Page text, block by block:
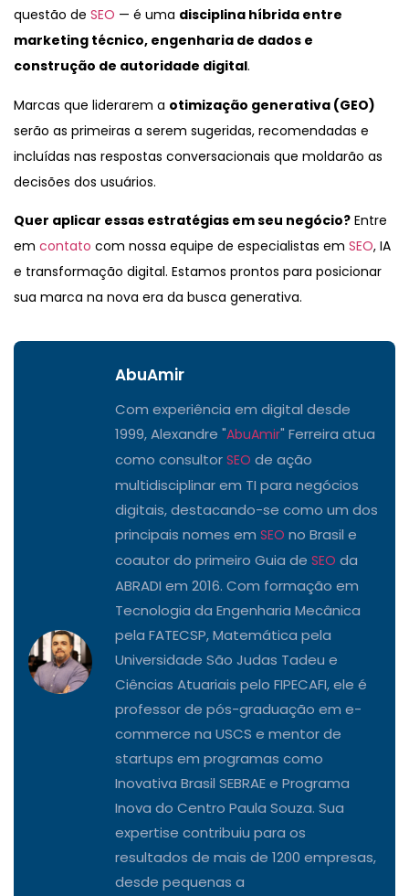
questão de SEO — é uma disciplina híbrida entre
marketing técnico, engenharia de dados e
construção de autoridade digital.
Marcas que liderarem a otimização generativa (GEO)
serão as primeiras a serem sugeridas, recomendadas e
incluídas nas respostas conversacionais que moldarão as
decisões dos usuários.
Quer aplicar essas estratégias em seu negócio? Entre
em contato com nossa equipe de especialistas em SEO, IA
e transformação digital. Estamos prontos para posicionar
sua marca na nova era da busca generativa.
AbuAmir
Com experiência em digital desde
1999, Alexandre "AbuAmir" Ferreira atua
como consultor SEO de ação
multidisciplinar em TI para negócios
digitais, destacando-se como um dos
principais nomes em SEO no Brasil e
coautor do primeiro Guia de SEO da
ABRADI em 2016. Com formação em
Tecnologia da Engenharia Mecânica
pela FATECSP, Matemática pela
Universidade São Judas Tadeu e
Ciências Atuariais pelo FIPECAFI, ele é
professor de pós-graduação em e-
commerce na USCS e mentor de
startups em programas como
Inovativa Brasil SEBRAE e Programa
Inova do Centro Paula Souza. Sua
expertise contribuiu para os
resultados de mais de 1200 empresas,
desde pequenas a